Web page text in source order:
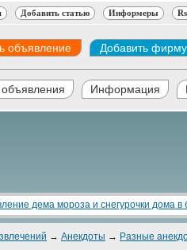
Добавить статью Информеры
объявление Добавить фирму
Информация
→ Анекдоты → Разные